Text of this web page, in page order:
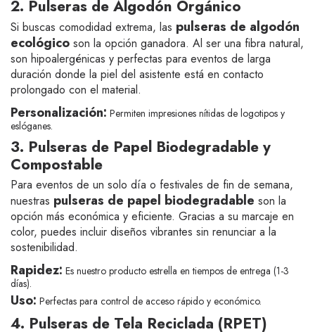
2. Pulseras de Algodón Orgánico
Si buscas comodidad extrema, las pulseras de algodón
ecológico son la opción ganadora. Al ser una fibra natural,
son hipoalergénicas y perfectas para eventos de larga
duración donde la piel del asistente está en contacto
prolongado con el material.
Personalización: Permiten impresiones nítidas de logotipos y
eslóganes.
3. Pulseras de Papel Biodegradable y
Compostable
Para eventos de un solo día o festivales de fin de semana,
nuestras pulseras de papel biodegradable son la
opción más económica y eficiente. Gracias a su marcaje en
color, puedes incluir diseños vibrantes sin renunciar a la
sostenibilidad.
Rapidez: Es nuestro producto estrella en tiempos de entrega (1-3
días).
Uso: Perfectas para control de acceso rápido y económico.
4. Pulseras de Tela Reciclada (RPET)